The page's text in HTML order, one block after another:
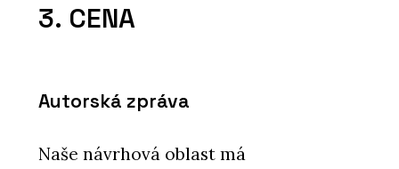
3. CENA
Autorská zpráva
Naše návrhová oblast má